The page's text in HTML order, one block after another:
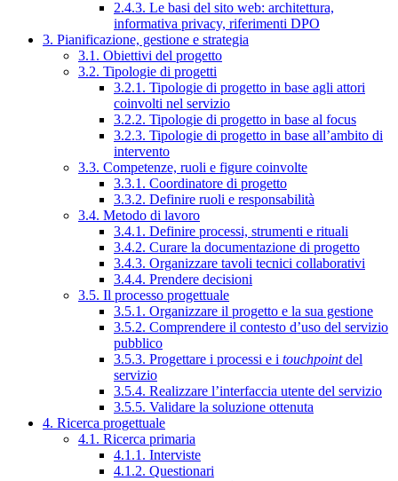
2.4.3. Le basi del sito web: architettura,
informativa privacy, riferimenti DPO
3. Pianificazione, gestione e strategia
3.1. Obiettivi del progetto
3.2. Tipologie di progetti
3.2.1. Tipologie di progetto in base agli attori
coinvolti nel servizio
3.2.2. Tipologie di progetto in base al focus
3.2.3. Tipologie di progetto in base all’ambito di
intervento
3.3. Competenze, ruoli e figure coinvolte
3.3.1. Coordinatore di progetto
3.3.2. Definire ruoli e responsabilità
3.4. Metodo di lavoro
3.4.1. Definire processi, strumenti e rituali
3.4.2. Curare la documentazione di progetto
3.4.3. Organizzare tavoli tecnici collaborativi
3.4.4. Prendere decisioni
3.5. Il processo progettuale
3.5.1. Organizzare il progetto e la sua gestione
3.5.2. Comprendere il contesto d’uso del servizio
pubblico
3.5.3. Progettare i processi e i touchpointdel
servizio
3.5.4. Realizzare l’interfaccia utente del servizio
3.5.5. Validare la soluzione ottenuta
4. Ricerca progettuale
4.1. Ricerca primaria
4.1.1. Interviste
4.1.2. Questionari